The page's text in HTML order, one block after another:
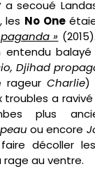
a secoué
les No One
»
balayé
Djihad
rageur Charlie)
a
plus
ou encore
faire décoller
rage au ventre.